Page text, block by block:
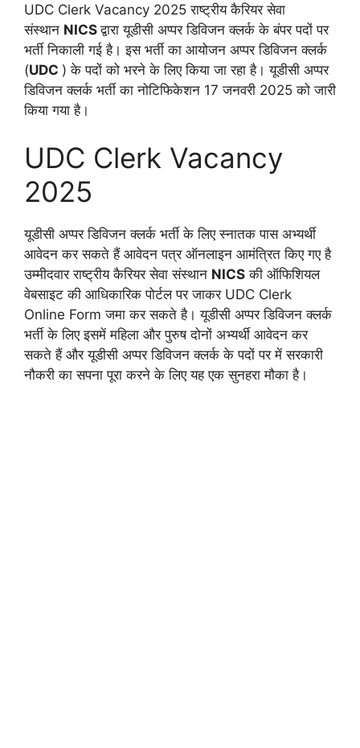
UDC Clerk Vacancy 2025 राष्ट्रीय कैरियर सेवा
संस्थान NICSद्वारा यूडीसी अप्पर डिविजन क्लर्क के बंपर पदों पर
भर्ती निकाली गई है। इस भर्ती का आयोजन अप्पर डिविजन क्लर्क
(UDC ) के पदों को भरने के लिए किया जा रहा है। यूडीसी अप्पर
डिविजन क्लर्क भर्ती का नोटिफिकेशन 17 जनवरी 2025 को जारी
किया गया है।
UDC Clerk Vacancy
2025
यूडीसी अप्पर डिविजन क्लर्क भर्ती के लिए स्नातक पास अभ्यर्थी
आवेदन कर सकते हैं आवेदन पत्र ऑनलाइन आमंत्रित किए गए है
उम्मीदवार राष्ट्रीय कैरियर सेवा संस्थान NICS की ऑफिशियल
वेबसाइट की आधिकारिक पोर्टल पर जाकर UDC Clerk
Online Form जमा कर सकते है। यूडीसी अप्पर डिविजन क्लर्क
भर्ती के लिए इसमें महिला और पुरुष दोनों अभ्यर्थी आवेदन कर
सकते हैं और यूडीसी अप्पर डिविजन क्लर्क के पदों पर में सरकारी
नौकरी का सपना पूरा करने के लिए यह एक सुनहरा मौका है।